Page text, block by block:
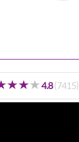
4.8(7415)